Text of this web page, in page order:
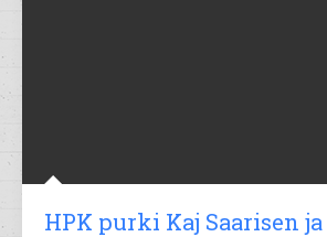
HPK purki Kaj Saarisen